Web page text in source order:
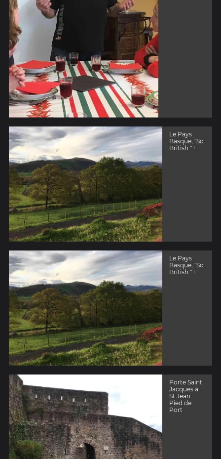
Le Pays
Basque, "So
British " !
Le Pays
Basque, "So
British " !
Porte Saint
Jacques à
St Jean
Pied de
Port